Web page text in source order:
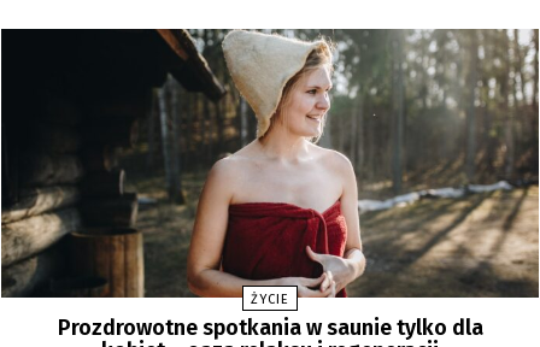
ŻYCIE
Prozdrowotne spotkania w saunie tylko dla